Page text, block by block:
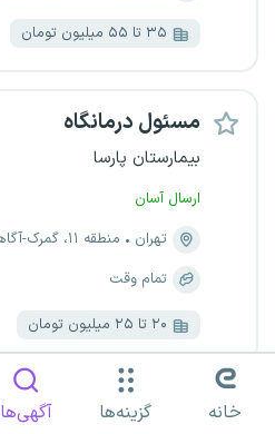
۳۵ تا ۵۵ میلیون تومان
مسئول درمانگاه
بیمارستان پارسا
ارسال آسان
تهران
منطقه ۱۱، گمرک-آگاهی
تمام وقت
۲۰ تا ۲۵ میلیون تومان
مدیر ساختمان مسکونی خانه گزینه‌ها آگهی‌ها